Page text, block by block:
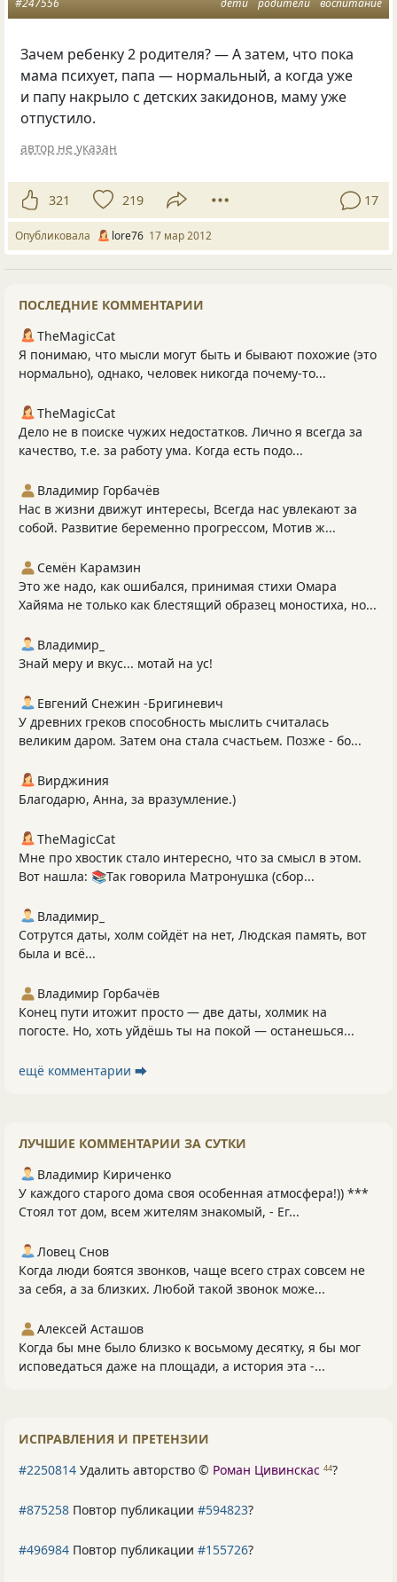
дети родители воспитание
#247556
Зачем ребенку 2 родителя? — А затем, что пока
мама психует, папа — нормальный, а когда уже
и папу накрыло с детских закидонов, маму уже
отпустило.
автор не указан
321 219 17
Опубликовала lore76 17 мар 2012
ПОСЛЕДНИЕ КОММЕНТАРИИ
TheMagicCat
Я понимаю, что мысли могут быть и бывают похожие (это
нормально), однако, человек никогда почему-то...
TheMagicCat
Дело не в поиске чужих недостатков. Лично я всегда за
качество, т.е. за работу ума. Когда есть подо...
Владимир Горбачёв
Нас в жизни движут интересы, Всегда нас увлекают за
собой. Развитие беременно прогрессом, Мотив ж...
Семён Карамзин
Это же надо, как ошибался, принимая стихи Омара
Хайяма не только как блестящий образец моностиха, но...
Владимир_
Знай меру и вкус... мотай на ус!
Евгений Снежин -Бригиневич
У древних греков способность мыслить считалась
великим даром. Затем она стала счастьем. Позже - бо...
Вирджиния
Благодарю, Анна, за вразумление.)
TheMagicCat
Мне про хвостик стало интересно, что за смысл в этом.
Вот нашла: 📚Так говорила Матронушка (сбор...
Владимир_
Сотрутся даты, холм сойдёт на нет, Людская память, вот
была и всё...
Владимир Горбачёв
Конец пути итожит просто — две даты, холмик на
погосте. Но, хоть уйдёшь ты на покой — останешься...
ещё комментарии ⮕
ЛУЧШИЕ КОММЕНТАРИИ ЗА СУТКИ
Владимир Кириченко
У каждого старого дома своя особенная атмосфера!)) ***
Стоял тот дом, всем жителям знакомый, - Ег...
Ловец Снов
Когда люди боятся звонков, чаще всего страх совсем не
за себя, а за близких. Любой такой звонок може...
Алексей Асташов
Когда бы мне было близко к восьмому десятку, я бы мог
исповедаться даже на площади, а история эта -...
ИСПРАВЛЕНИЯ И ПРЕТЕНЗИИ
#2250814 Удалить авторство © Роман Цивинскас 44?
#875258 Повтор публикации #594823?
#496984 Повтор публикации #155726?